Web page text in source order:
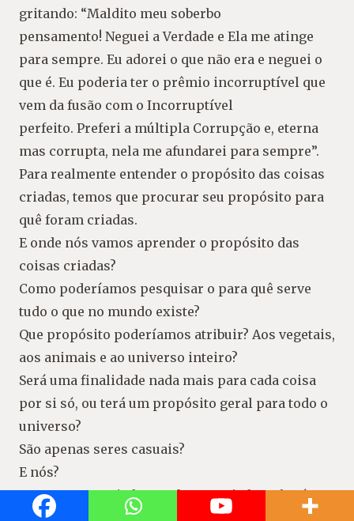
gritando: “Maldito meu soberbo
pensamento! Neguei a Verdade e Ela me atinge
para sempre. Eu adorei o que não era e neguei o
que é. Eu poderia ter o prêmio incorruptível que
vem da fusão com o Incorruptível
perfeito. Preferi a múltipla Corrupção e, eterna
mas corrupta, nela me afundarei para sempre”.
Para realmente entender o propósito das coisas
criadas, temos que procurar seu propósito para
quê foram criadas.
E onde nós vamos aprender o propósito das
coisas criadas?
Como poderíamos pesquisar o para quê serve
tudo o que no mundo existe?
Que propósito poderíamos atribuir? Aos vegetais,
aos animais e ao universo inteiro?
Será uma finalidade nada mais para cada coisa
por si só, ou terá um propósito geral para todo o
universo?
São apenas seres casuais?
E nós?
Somos seres criados, se fomos criados, alguém